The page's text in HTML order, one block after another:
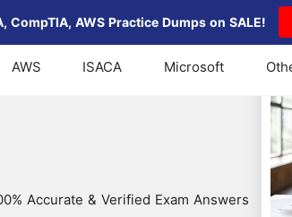
CompTIA, AWS Practice Dumps on SALE!
AWS ISACA Microsoft
Accurate & Verified Exam Answers